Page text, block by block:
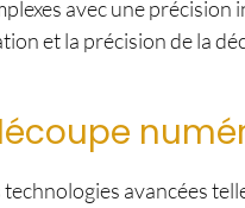
avec une
et la précision de la
avancées